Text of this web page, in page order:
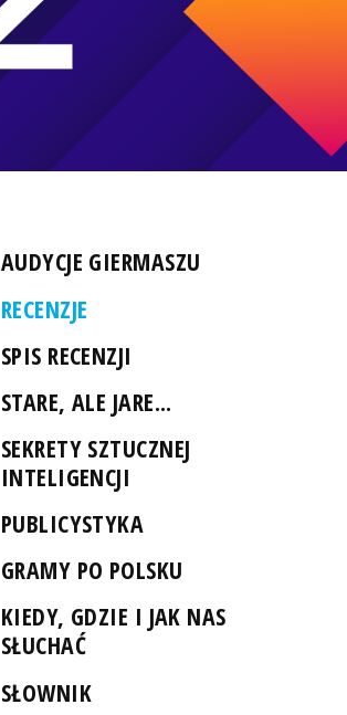
AUDYCJE GIERMASZU
RECENZJE
SPIS RECENZJI
STARE, ALE JARE...
SEKRETY SZTUCZNEJ
INTELIGENCJI
PUBLICYSTYKA
GRAMY PO POLSKU
KIEDY, GDZIE I JAK NAS
SŁUCHAĆ
SŁOWNIK